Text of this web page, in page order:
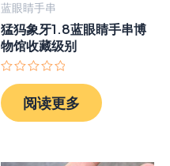
蓝眼睛手串
猛犸象牙1.8蓝眼睛手串博
物馆收藏级别
评
分
0
&sol;
阅读更多